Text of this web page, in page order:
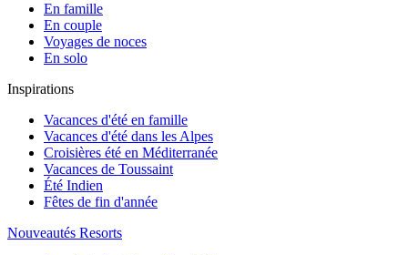
En famille
En couple
Voyages de noces
En solo
Inspirations
Vacances d'été en famille
Vacances d'été dans les Alpes
Croisières été en Méditerranée
Vacances de Toussaint
Été Indien
Fêtes de fin d'année
Nouveautés Resorts